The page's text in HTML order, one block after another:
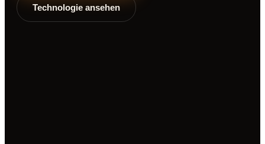
Technologie ansehen